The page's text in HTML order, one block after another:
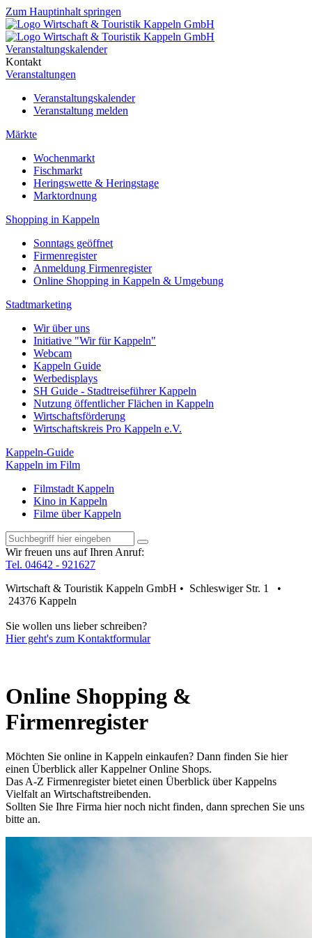
Zum Hauptinhalt springen
Veranstaltungskalender
Kontakt
Veranstaltungen
Veranstaltungskalender
Veranstaltung melden
Märkte
Wochenmarkt
Fischmarkt
Heringswette & Heringstage
Marktordnung
Shopping in Kappeln
Sonntags geöffnet
Firmenregister
Anmeldung Firmenregister
Online Shopping in Kappeln & Umgebung
Stadtmarketing
Wir über uns
Initiative "Wir für Kappeln"
Webcam
Kappeln Guide
Werbedisplays
SH Guide - Stadtreiseführer Kappeln
Nutzung öffentlicher Flächen in Kappeln
Wirtschaftsförderung
Wirtschaftskreis Pro Kappeln e.V.
Kappeln-Guide
Kappeln im Film
Filmstadt Kappeln
Kino in Kappeln
Filme über Kappeln
Wir freuen uns auf Ihren Anruf:
Tel. 04642 - 921627
Wirtschaft & Touristik Kappeln GmbH • Schleswiger Str. 1 •
24376 Kappeln
Sie wollen uns lieber schreiben?
Hier geht's zum Kontaktformular
Online Shopping &
Firmenregister
Möchten Sie online in Kappeln einkaufen? Dann finden Sie hier
einen Überblick aller Kappelner Online Shops.
Das A-Z Firmenregister bietet einen Überblick über Kappelns
Vielfalt an Wirtschaftstreibenden.
Sollten Sie Ihre Firma hier noch nicht finden, dann sprechen Sie uns
bitte an.